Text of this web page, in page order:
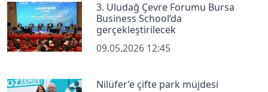
3. Uludağ Çevre Forumu Bursa
Business School’da
gerçekleştirilecek
09.05.2026 12:45
Nilüfer’e çifte park müjdesi